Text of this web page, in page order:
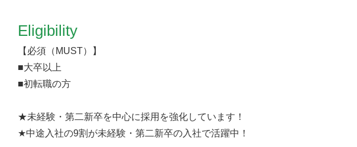
Eligibility
【必須（MUST）】
■大卒以上
■初転職の方
★未経験・第二新卒を中心に採用を強化しています！
★中途入社の9割が未経験・第二新卒の入社で活躍中！